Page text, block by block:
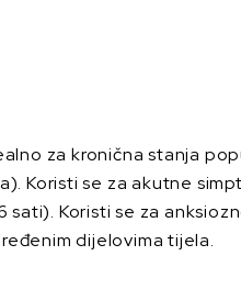
za kronična stanja
Koristi se za akutne
Koristi se za
dijelovima tijela.